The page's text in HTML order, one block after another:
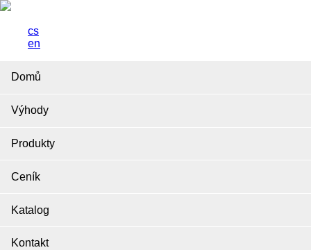
cs
en
Domů
Výhody
Produkty
Ceník
Katalog
Kontakt